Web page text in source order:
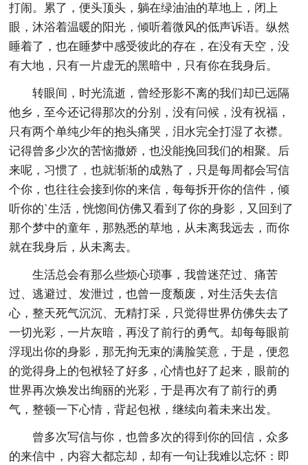
打闹。累了，便头顶头，躺在绿油油的草地上，闭上
眼，沐浴着温暖的阳光，倾听着微风的低声诉语。纵然
睡着了，也在睡梦中感受彼此的存在，在没有天空，没
有大地，只有一片虚无的黑暗中，只有你在我身后。
转眼间，时光流逝，曾经形影不离的我们却已远隔
他乡，至今还记得那次的分别，没有问候，没有祝福，
只有两个单纯少年的抱头痛哭，泪水完全打湿了衣襟。
记得曾多少次的苦恼撒娇，也没能挽回我们的相聚。后
来呢，习惯了，也就渐渐的成熟了，只是每周都会写信
个你，也往往会接到你的来信，每每拆开你的信件，倾
听你的`生活，恍惚间仿佛又看到了你的身影，又回到了
那个梦中的童年，那熟悉的草地，从未离我远去，而你
就在我身后，从未离去。
生活总会有那么些烦心琐事，我曾迷茫过、痛苦
过、逃避过、发泄过，也曾一度颓废，对生活失去信
心，整天死气沉沉、无精打采，只觉得世界仿佛失去了
一切光彩，一片灰暗，再没了前行的勇气。却每每眼前
浮现出你的身影，那无拘无束的满脸笑意，于是，便忽
的觉得身上的包袱轻了好多，心情也好了起来，眼前的
世界再次焕发出绚丽的光彩，于是再次有了前行的勇
气，整顿一下心情，背起包袱，继续向着未来出发。
曾多次写信与你，也曾多次的得到你的回信，众多
的来信中，内容大都忘却，却有一句让我难以忘怀：即